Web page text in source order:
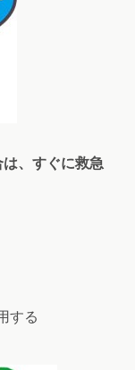
、すぐに救急
する